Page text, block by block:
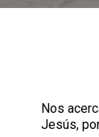
Nos
Jesús,